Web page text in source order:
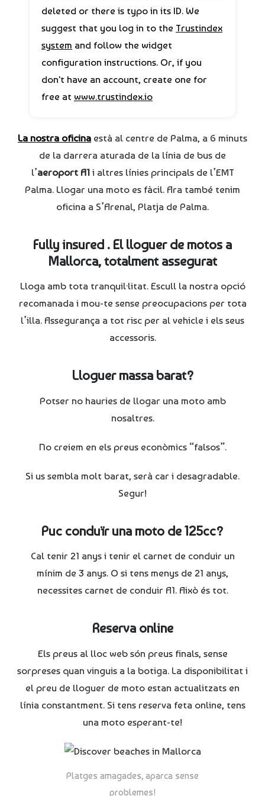
deleted or there is typo in its ID. We
suggest that you log in to the Trustindex
system and follow the widget
configuration instructions. Or, if you
don't have an account, create one for
free at www.trustindex.io
La nostra oficina està al centre de Palma, a 6 minuts
de la darrera aturada de la línia de bus de
l’aeroport A1 i altres línies principals de l’EMT
Palma. Llogar una moto es fàcil. Ara també tenim
oficina a S’Arenal, Platja de Palma.
Fully insured . El lloguer de motos a
Mallorca, totalment assegurat
Lloga amb tota tranquil·litat. Escull la nostra opció
recomanada i mou-te sense preocupacions per tota
l’illa. Assegurança a tot risc per al vehicle i els seus
accessoris.
Lloguer massa barat?
Potser no hauries de llogar una moto amb
nosaltres.
No creiem en els preus econòmics “falsos”.
Si us sembla molt barat, serà car i desagradable.
Segur!
Puc conduïr una moto de 125cc?
Cal tenir 21 anys i tenir el carnet de conduir un
mínim de 3 anys. O si tens menys de 21 anys,
necessites carnet de conduir A1. Això és tot.
Reserva online
Els preus al lloc web són preus finals, sense
sorpreses quan vinguis a la botiga. La disponibilitat i
el preu de lloguer de moto estan actualitzats en
línia constantment. Si tens reserva feta online, tens
una moto esperant-te!
Platges amagades, aparca sense
problemes!